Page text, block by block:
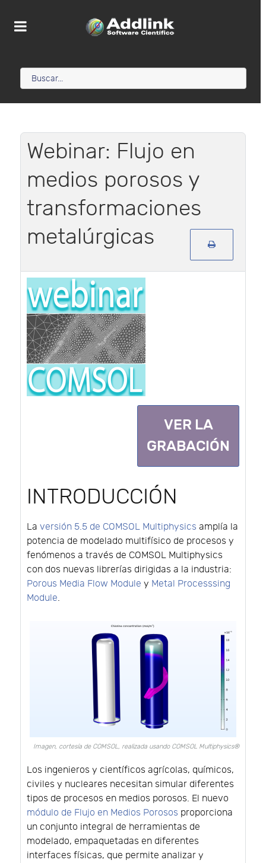
Webinar: Flujo en
medios porosos y
transformaciones
metalúrgicas
VER LA
GRABACIÓN
INTRODUCCIÓN
La versión 5.5 de COMSOL Multiphysics amplía la
potencia de modelado multifísico de procesos y
fenómenos a través de COMSOL Multiphysics
con dos nuevas librerías dirigidas a la industria:
Porous Media Flow Module y Metal Processsing
Module.
Imagen, cortesía de COMSOL, realizada usando COMSOL Multiphysics®
Los ingenieros y científicos agrícolas, químicos,
civiles y nucleares necesitan simular diferentes
tipos de procesos en medios porosos. El nuevo
módulo de Flujo en Medios Porosos proporciona
un conjunto integral de herramientas de
modelado, empaquetadas en diferentes
interfaces físicas, que permite analizar y